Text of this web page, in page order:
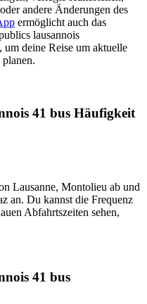
andere Änderungen des
ermöglicht auch das
lausannois
um deine Reise um aktuelle
41 bus Häufigkeit
Lausanne, Montolieu ab und
an. Du kannst die Frequenz
Abfahrtszeiten sehen,
41 bus